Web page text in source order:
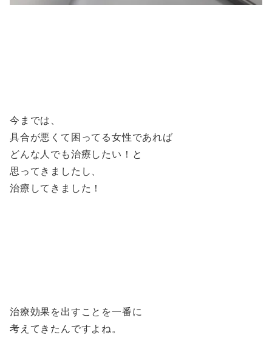
今までは、
具合が悪くて困ってる女性であれば
どんな人でも治療したい！と
思ってきましたし、
治療してきました！
治療効果を出すことを一番に
考えてきたんですよね。